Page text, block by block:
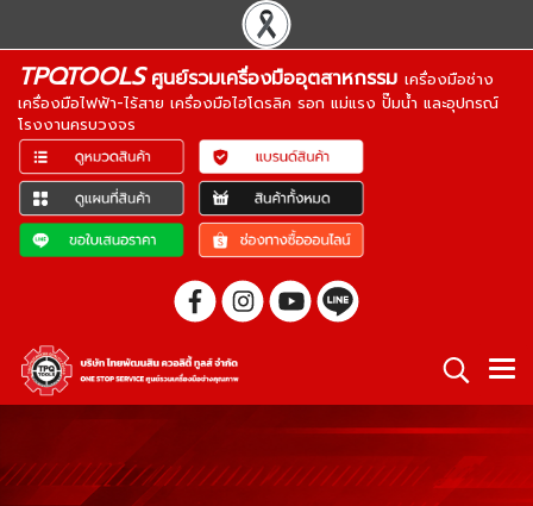
TPQTOOLSศูนย์รวมเครื่องมืออุตสาหกรรม เครื่องมือช่าง
เครื่องมือไฟฟ้า-ไร้สาย เครื่องมือไฮโดรลิค รอก แม่แรง ปั๊มน้ำ และอุปกรณ์
โรงงานครบวงจร